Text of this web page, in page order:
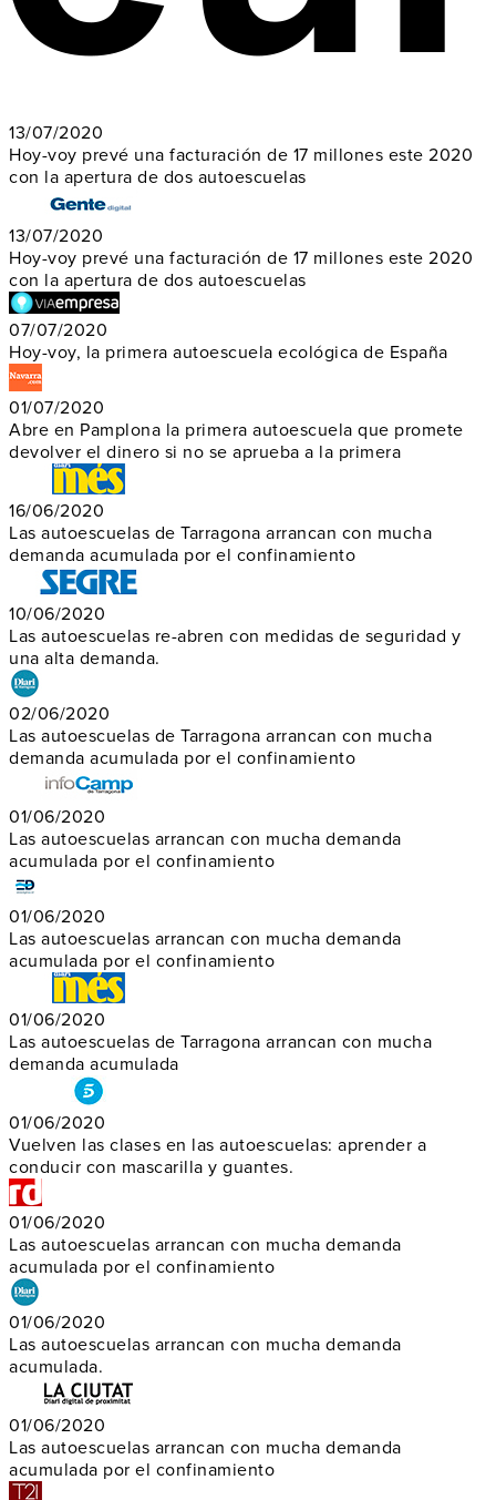
13/07/2020
Hoy-voy prevé una facturación de 17 millones este 2020
con la apertura de dos autoescuelas
13/07/2020
Hoy-voy prevé una facturación de 17 millones este 2020
con la apertura de dos autoescuelas
07/07/2020
Hoy-voy, la primera autoescuela ecológica de España
01/07/2020
Abre en Pamplona la primera autoescuela que promete
devolver el dinero si no se aprueba a la primera
16/06/2020
Las autoescuelas de Tarragona arrancan con mucha
demanda acumulada por el confinamiento
10/06/2020
Las autoescuelas re-abren con medidas de seguridad y
una alta demanda.
02/06/2020
Las autoescuelas de Tarragona arrancan con mucha
demanda acumulada por el confinamiento
01/06/2020
Las autoescuelas arrancan con mucha demanda
acumulada por el confinamiento
01/06/2020
Las autoescuelas arrancan con mucha demanda
acumulada por el confinamiento
01/06/2020
Las autoescuelas de Tarragona arrancan con mucha
demanda acumulada
01/06/2020
Vuelven las clases en las autoescuelas: aprender a
conducir con mascarilla y guantes.
01/06/2020
Las autoescuelas arrancan con mucha demanda
acumulada por el confinamiento
01/06/2020
Las autoescuelas arrancan con mucha demanda
acumulada.
01/06/2020
Las autoescuelas arrancan con mucha demanda
acumulada por el confinamiento